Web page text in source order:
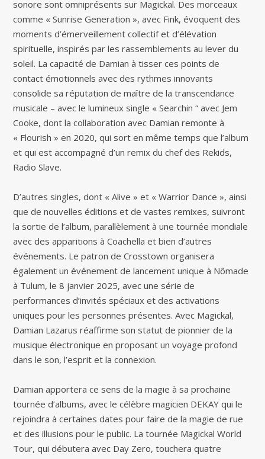
sonore sont omniprésents sur Magickal. Des morceaux
comme « Sunrise Generation », avec Fink, évoquent des
moments d’émerveillement collectif et d’élévation
spirituelle, inspirés par les rassemblements au lever du
soleil. La capacité de Damian à tisser ces points de
contact émotionnels avec des rythmes innovants
consolide sa réputation de maître de la transcendance
musicale – avec le lumineux single « Searchin “ avec Jem
Cooke, dont la collaboration avec Damian remonte à
« Flourish » en 2020, qui sort en même temps que l’album
et qui est accompagné d’un remix du chef des Rekids,
Radio Slave.
D’autres singles, dont « Alive » et « Warrior Dance », ainsi
que de nouvelles éditions et de vastes remixes, suivront
la sortie de l’album, parallèlement à une tournée mondiale
avec des apparitions à Coachella et bien d’autres
événements. Le patron de Crosstown organisera
également un événement de lancement unique à Nômade
à Tulum, le 8 janvier 2025, avec une série de
performances d’invités spéciaux et des activations
uniques pour les personnes présentes. Avec Magickal,
Damian Lazarus réaffirme son statut de pionnier de la
musique électronique en proposant un voyage profond
dans le son, l’esprit et la connexion.
Damian apportera ce sens de la magie à sa prochaine
tournée d’albums, avec le célèbre magicien DEKAY qui le
rejoindra à certaines dates pour faire de la magie de rue
et des illusions pour le public. La tournée Magickal World
Tour, qui débutera avec Day Zero, touchera quatre